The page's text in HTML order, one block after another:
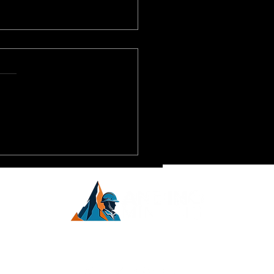
las obras de
y Filo del Sol